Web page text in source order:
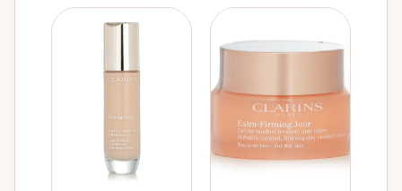
50ml
150ml/5.2oz